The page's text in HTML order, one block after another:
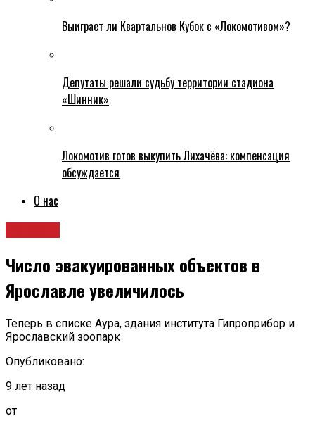
Выиграет ли Квартальнов Кубок с «Локомотивом»?
Депутаты решали судьбу территории стадиона
«Шинник»
Локомотив готов выкупить Лихачёва: компенсация
обсуждается
О нас
Число эвакуированных объектов в
Ярославле увеличилось
Теперь в списке Аура, здания института Гипроприбор и
Ярославский зоопарк
Опубликовано:
9 лет назад
от